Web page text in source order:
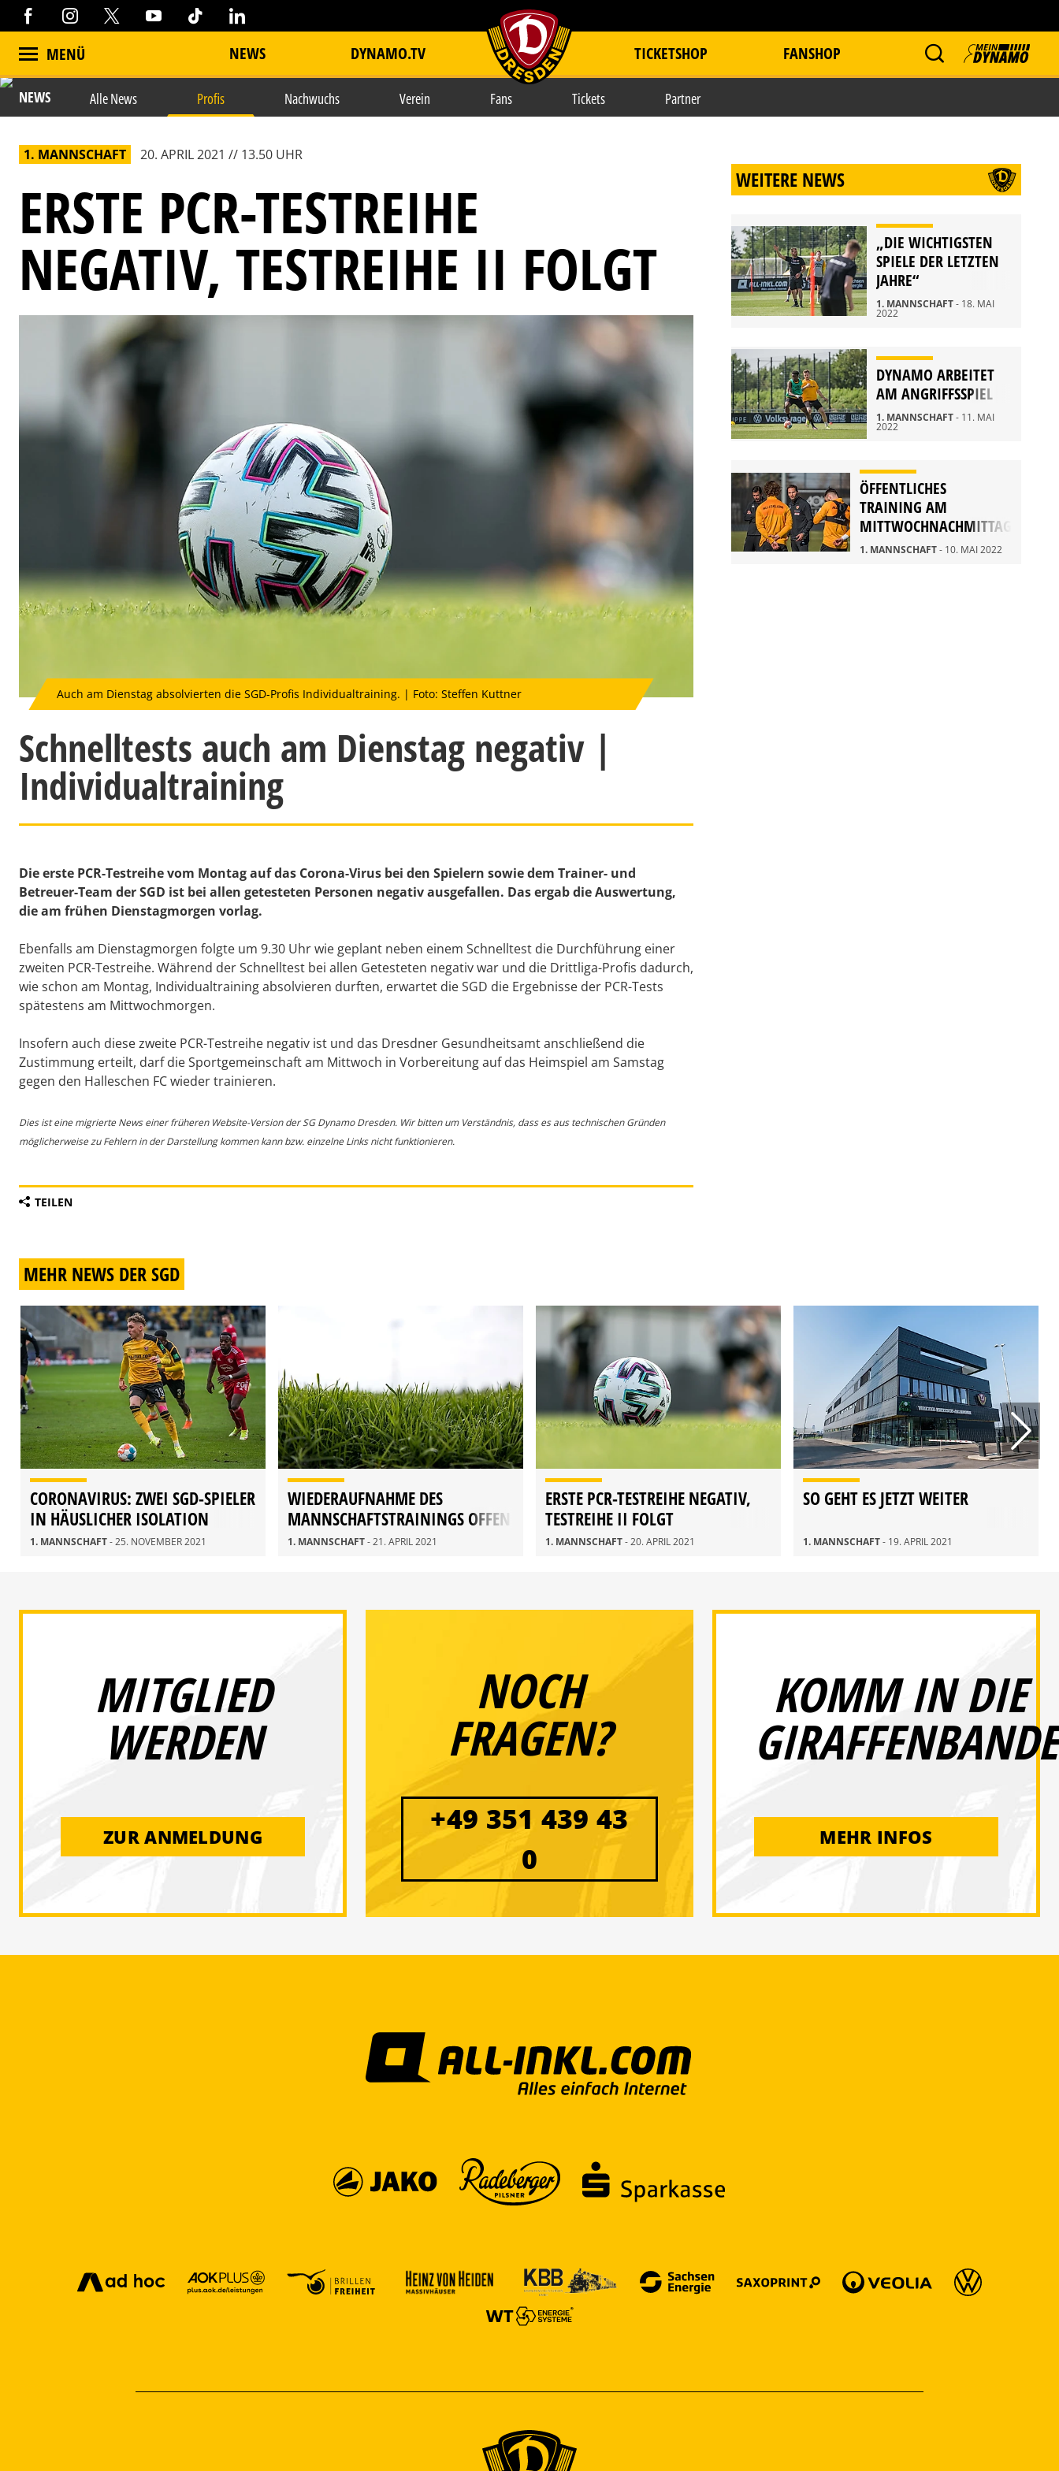
MENÜ NEWS DYNAMO.TV item.title TICKETSHOP FANSHOP
NEWS Alle News Profis Nachwuchs Verein Fans Tickets Partner
1. MANNSCHAFT 20. APRIL 2021 // 13.50 UHR
ERSTE PCR-TESTREIHE
NEGATIV, TESTREIHE II FOLGT
Auch am Dienstag absolvierten die SGD-Profis Individualtraining. | Foto: Steffen Kuttner
Schnelltests auch am Dienstag negativ |
Individualtraining
Die erste PCR-Testreihe vom Montag auf das Corona-Virus bei den Spielern sowie dem Trainer- und
Betreuer-Team der SGD ist bei allen getesteten Personen negativ ausgefallen. Das ergab die Auswertung,
die am frühen Dienstagmorgen vorlag.
Ebenfalls am Dienstagmorgen folgte um 9.30 Uhr wie geplant neben einem Schnelltest die Durchführung einer
zweiten PCR-Testreihe. Während der Schnelltest bei allen Getesteten negativ war und die Drittliga-Profis dadurch,
wie schon am Montag, Individualtraining absolvieren durften, erwartet die SGD die Ergebnisse der PCR-Tests
spätestens am Mittwochmorgen.
Insofern auch diese zweite PCR-Testreihe negativ ist und das Dresdner Gesundheitsamt anschließend die
Zustimmung erteilt, darf die Sportgemeinschaft am Mittwoch in Vorbereitung auf das Heimspiel am Samstag
gegen den Halleschen FC wieder trainieren.
Dies ist eine migrierte News einer früheren Website-Version der SG Dynamo Dresden. Wir bitten um Verständnis, dass es aus technischen Gründen
möglicherweise zu Fehlern in der Darstellung kommen kann bzw. einzelne Links nicht funktionieren.
TEILEN
WEITERE NEWS
„DIE WICHTIGSTEN
SPIELE DER LETZTEN
JAHRE“
1. MANNSCHAFT- 18. MAI
2022
DYNAMO ARBEITET
AM ANGRIFFSSPIEL
1. MANNSCHAFT- 11. MAI
2022
ÖFFENTLICHES
TRAINING AM
MITTWOCHNACHMITTAG
1. MANNSCHAFT- 10. MAI 2022
MEHR NEWS DER SGD
CORONAVIRUS: ZWEI SGD-SPIELER
IN HÄUSLICHER ISOLATION
1. MANNSCHAFT- 25. NOVEMBER 2021
WIEDERAUFNAHME DES
MANNSCHAFTSTRAININGS OFFEN
1. MANNSCHAFT- 21. APRIL 2021
ERSTE PCR-TESTREIHE NEGATIV,
TESTREIHE II FOLGT
1. MANNSCHAFT- 20. APRIL 2021
SO GEHT ES JETZT WEITER
1. MANNSCHAFT- 19. APRIL 2021
MITGLIED
WERDEN
ZUR ANMELDUNG
NOCH
FRAGEN?
+49 351 439 43
0
KOMM IN DIE
GIRAFFENBANDE
MEHR INFOS